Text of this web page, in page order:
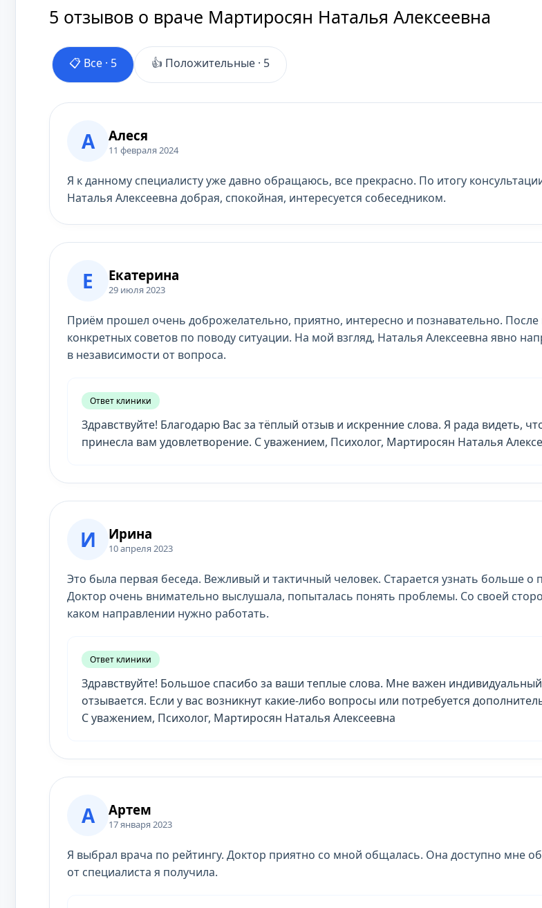
5 отзывов о враче Мартиросян Наталья Алексеевна
📋 Все · 5 👍 Положительные · 5
А Алеся
11 февраля 2024
Я к данному специалисту уже давно обращаюсь, все прекрасно. По итогу
Наталья Алексеевна добрая, спокойная, интересуется собеседником.
Е Екатерина
29 июля 2023
Приём прошел очень доброжелательно, приятно, интересно и познавательно. После
конкретных советов по поводу ситуации. На мой взгляд, Наталья Алексеевна явно
в независимости от вопроса.
Ответ клиники
Здравствуйте! Благодарю Вас за тёплый отзыв и искренние слова. Я рада видеть,
принесла вам удовлетворение. С уважением, Психолог, Мартиросян Наталья
И Ирина
10 апреля 2023
Это была первая беседа. Вежливый и тактичный человек. Старается узнать больше
Доктор очень внимательно выслушала, попыталась понять проблемы. Со своей
каком направлении нужно работать.
Ответ клиники
Здравствуйте! Большое спасибо за ваши теплые слова. Мне важен
отзывается. Если у вас возникнут какие-либо вопросы или потребуется
С уважением, Психолог, Мартиросян Наталья Алексеевна
А Артем
17 января 2023
Я выбрал врача по рейтингу. Доктор приятно со мной общалась. Она доступно мне
от специалиста я получила.